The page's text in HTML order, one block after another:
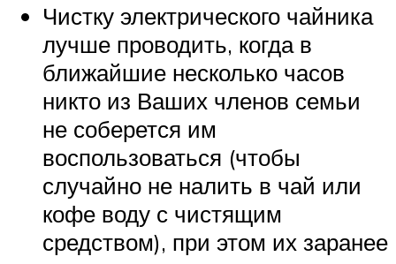
Чистку электрического чайника
лучше проводить, когда в
ближайшие несколько часов
никто из Ваших членов семьи
не соберется им
воспользоваться (чтобы
случайно не налить в чай или
кофе воду с чистящим
средством), при этом их заранее